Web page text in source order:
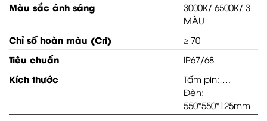
Màu sắc ánh sáng
3000K/ 6500K/ 3
MÀU
Chỉ số hoàn màu (Cri) ≥ 70
Tiêu chuẩn IP67/68
Kích thước
Tấm pin:….
Đèn:
550*550*125mm
GỬI ĐI